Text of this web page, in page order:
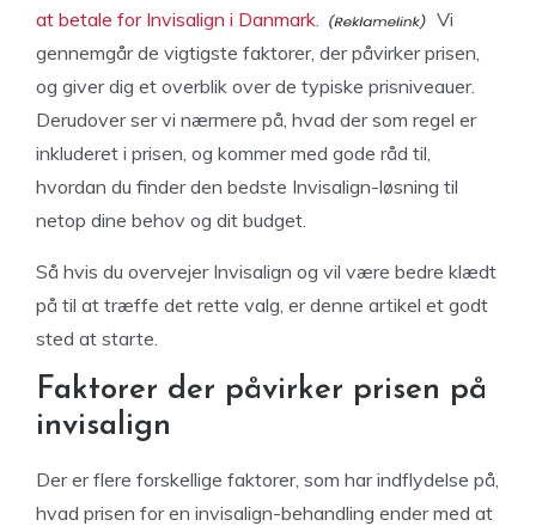
at betale for Invisalign i Danmark.
Vi
gennemgår de vigtigste faktorer, der påvirker prisen,
og giver dig et overblik over de typiske prisniveauer.
Derudover ser vi nærmere på, hvad der som regel er
inkluderet i prisen, og kommer med gode råd til,
hvordan du finder den bedste Invisalign-løsning til
netop dine behov og dit budget.
Så hvis du overvejer Invisalign og vil være bedre klædt
på til at træffe det rette valg, er denne artikel et godt
sted at starte.
Faktorer der påvirker prisen på
invisalign
Der er flere forskellige faktorer, som har indflydelse på,
hvad prisen for en invisalign-behandling ender med at